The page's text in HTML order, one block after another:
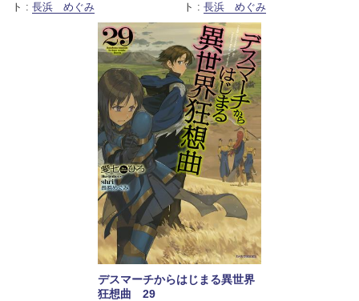
ト : 長浜 めぐみ
ト : 長浜 めぐみ
デスマーチからはじまる異世界
狂想曲 29